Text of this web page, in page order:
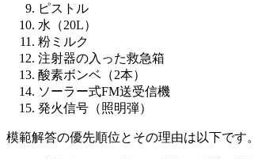
ピストル
水（20L）
粉ミルク
注射器の入った救急箱
酸素ボンベ（2本）
ソーラー式FM送受信機
発火信号（照明弾）
模範解答の優先順位とその理由は以下です。